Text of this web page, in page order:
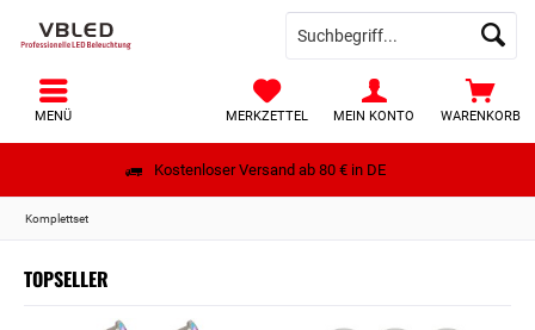
Kostenloser Versand ab 80 € in DE
WARENKORB
MERKZETTEL MEIN KONTO
MENÜ
Komplettset
TOPSELLER